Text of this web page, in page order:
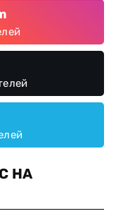
НА